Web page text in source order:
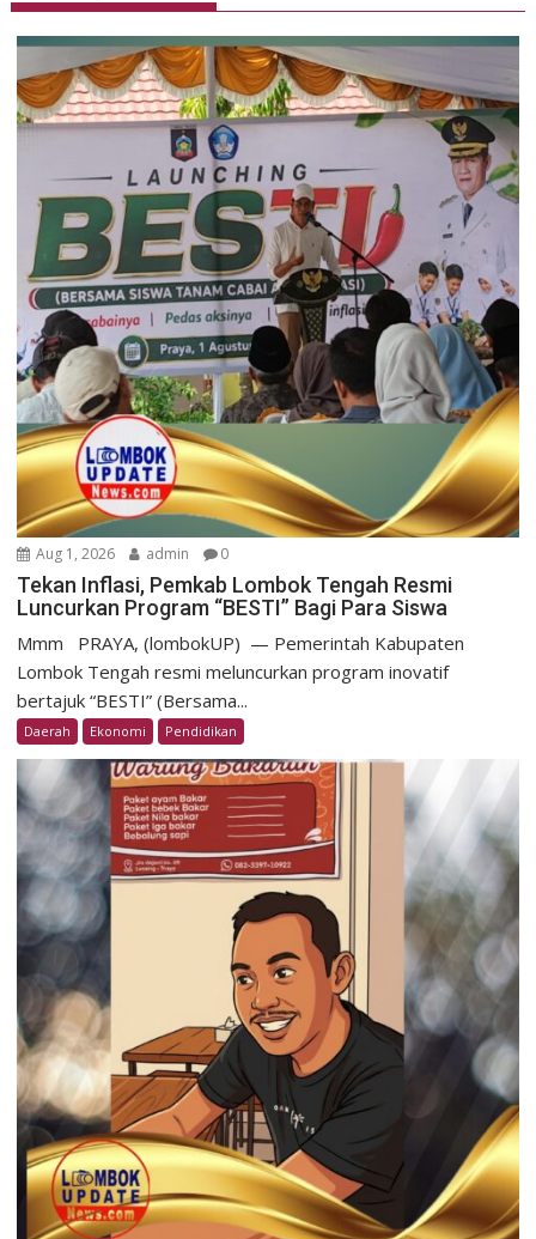
Aug 1, 2026 admin 0
Tekan Inflasi, Pemkab Lombok Tengah Resmi
Luncurkan Program “BESTI” Bagi Para Siswa
Mmm ​PRAYA, (lombokUP) — Pemerintah Kabupaten
Lombok Tengah resmi meluncurkan program inovatif
bertajuk “BESTI” (Bersama...
Daerah Ekonomi Pendidikan